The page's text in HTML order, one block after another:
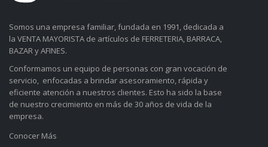
Somos una empresa familiar, fundada en 1991, dedicada a
la VENTA MAYORISTA de artículos de FERRETERIA, BARRACA,
BAZAR y AFINES.
Conformamos un equipo de personas con gran vocación de
servicio, enfocadas a brindar asesoramiento, rápida y
eficiente atención a nuestros clientes. Esto ha sido la base
de nuestro crecimiento en más de 30 años de vida de la
empresa.
Conocer Más